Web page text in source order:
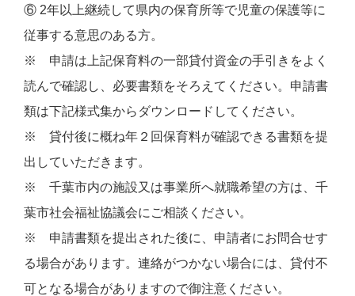
⑥ 2年以上継続して県内の保育所等で児童の保護等に
従事する意思のある方。
※ 申請は上記保育料の一部貸付資金の手引きをよく
読んで確認し、必要書類をそろえてください。申請書
類は下記様式集からダウンロードしてください。
※ 貸付後に概ね年２回保育料が確認できる書類を提
出していただきます。
※ 千葉市内の施設又は事業所へ就職希望の方は、千
葉市社会福祉協議会にご相談ください。
※ 申請書類を提出された後に、申請者にお問合せす
る場合があります。連絡がつかない場合には、貸付不
可となる場合がありますので御注意ください。